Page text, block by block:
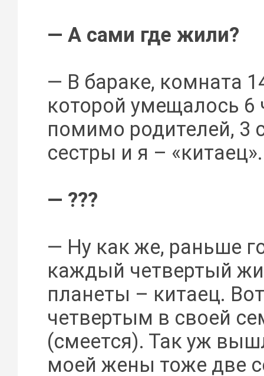
— А сами где жили?
— В бараке, комната
которой умещалось 6
помимо родителей, 3
сестры и я – «китаец».
— ???
— Ну как же, раньше
каждый четвертый
планеты – китаец.
четвертым в своей
(смеется). Так уж
моей жены тоже две